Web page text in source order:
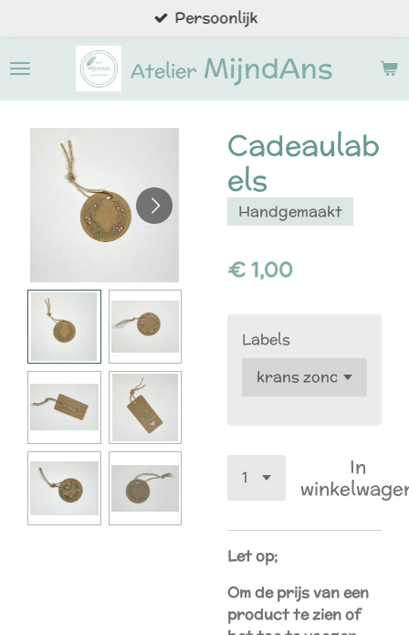
naar
Atelier MijndAns
Persoonlijk
Cadeaulab
els
Handgemaakt
€ 1,00
Labels
In
Let op;
Om de prijs van een
product te zien of